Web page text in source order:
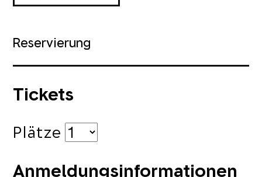
Reservierung
Tickets
Plätze
Anmeldungsinformationen